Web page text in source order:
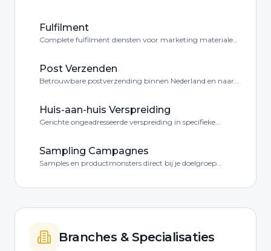
Fulfilment
Complete fulfilment diensten voor marketing materialen
Post Verzenden
Betrouwbare postverzending binnen Nederland en naar
Huis-aan-huis Verspreiding
Gerichte ongeadresseerde verspreiding in specifieke
Sampling Campagnes
Samples en productmonsters direct bij je doelgroep
Branches & Specialisaties